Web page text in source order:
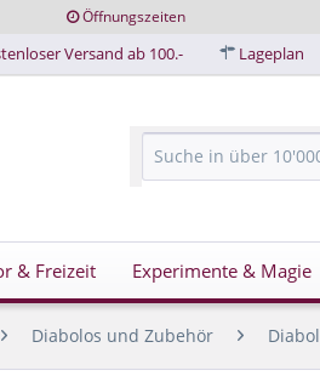
Öffnungszeiten
Versand ab 100.- Lageplan
& Freizeit Experimente & Magie
Diabolos und Zubehör